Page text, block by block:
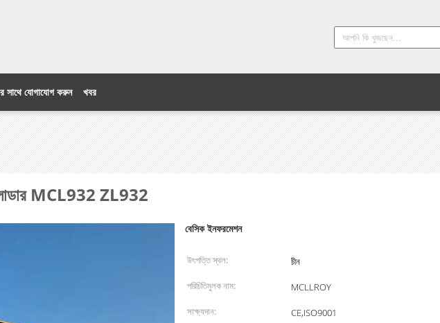
সাথে যোগাযোগ করুন খবর
লোডার MCL932 ZL932
বেসিক ইনফরমেশন
উৎপত্তি স্থল:
চীন
পরিচিতিমুলক নাম:
MCLLROY
সাক্ষ্যদান:
CE,ISO9001